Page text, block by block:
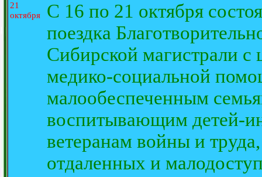
21
октября
С 16 по 21 октября
поездка
Сибирской магистрали с
медико-социальной
малообеспеченным
воспитывающим детей-
ветеранам войны и
отдаленных и